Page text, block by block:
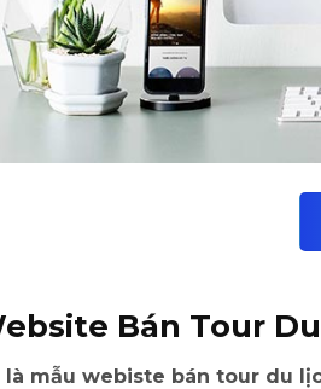
Bán Tour
là mẫu webiste bán tour du